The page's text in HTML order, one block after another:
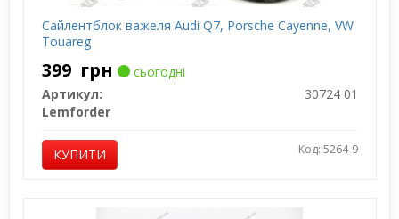
Сайлентблок важеля Audi Q7, Porsche Cayenne, VW
Touareg
399 грн
сьогодні
Артикул:
30724 01
Lemforder
КУПИТИ Код: 5264-9